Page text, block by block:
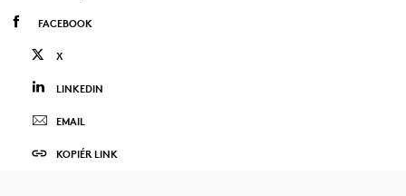
FACEBOOK
X
LINKEDIN
EMAIL
KOPIÉR LINK